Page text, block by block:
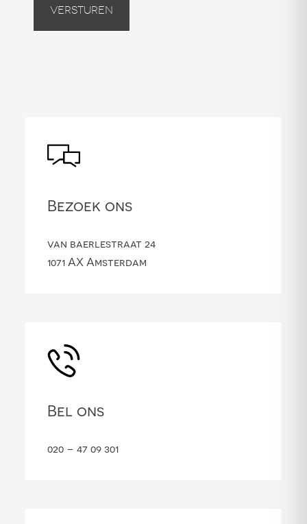
Versturen
Bezoek ons
van baerlestraat 24
1071 AX Amsterdam
Bel ons
020 – 47 09 301